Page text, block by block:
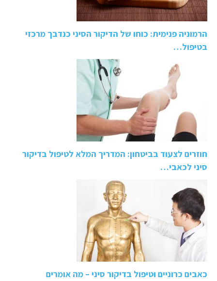
הרמוניה פנימית: כוחו של הדיקור הסיני כנדבך מרכזי
בטיפול…
חוזרים לצעוד בביטחון: המדריך המלא לטיפול בדיקור
סיני לכאבי…
כאבים כרוניים וטיפול בדיקור סיני – מה אומרים